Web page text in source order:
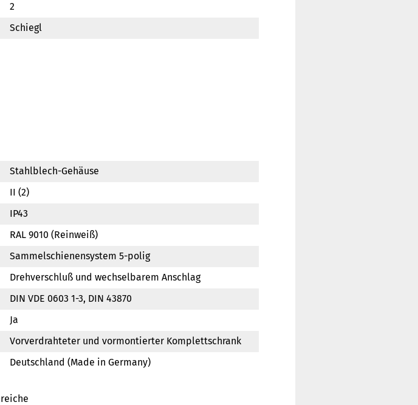
2
Schiegl
Stahlblech-Gehäuse
II (2)
IP43
RAL 9010 (Reinweiß)
Sammelschienensystem 5-polig
Drehverschluß und wechselbarem Anschlag
DIN VDE 0603 1-3, DIN 43870
Ja
Vorverdrahteter und vormontierter Komplettschrank
Deutschland (Made in Germany)